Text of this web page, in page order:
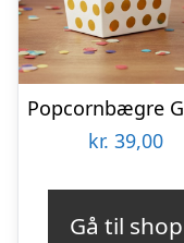
kr. 39,00
Gå til shop